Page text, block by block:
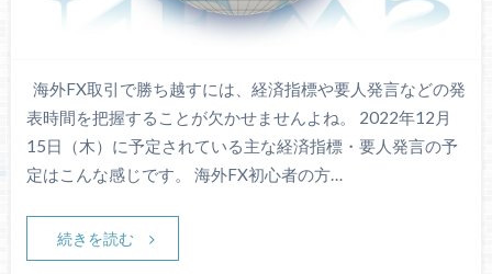
海外FX取引で勝ち越すには、経済指標や要人発言などの発
表時間を把握することが欠かせませんよね。 2022年12月
15日（木）に予定されている主な経済指標・要人発言の予
定はこんな感じです。 海外FX初心者の方…
続きを読む